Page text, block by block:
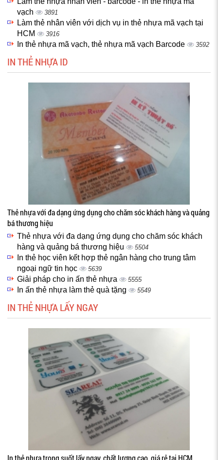
vạch
3891
Làm thẻ nhân viên với dịch vụ in thẻ nhựa mã vạch tại
HCM
3916
In thẻ nhựa mã vạch, thẻ nhựa mã vạch Barcode 3592
IN THẺ NHỰA ID
Thẻ nhựa với đa dạng ứng dụng cho chăm sóc khách hàng và quảng
bá thương hiệu
Thẻ nhựa với đa dạng ứng dụng cho chăm sóc khách
hàng và quảng bá thương hiệu
5504
In thẻ học viên kết hợp thẻ ngân hàng cho trung tâm
ngoại ngữ tin học
5639
Giải pháp cho in ấn thẻ nhựa 5555
In ấn thẻ nhựa làm thẻ quà tặng 5549
IN THẺ NHỰA LẤY NGAY
In thẻ nhựa trong suốt lấy ngay, chất lượng cao, giá rẻ tại HCM